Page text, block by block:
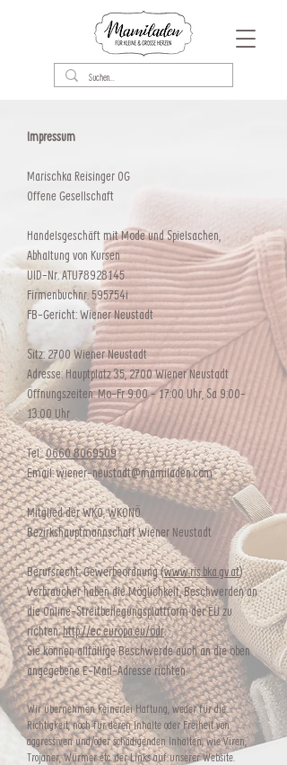
Impressum
Marischka Reisinger OG
Offene Gesellschaft
Handelsgeschäft mit Mode und Spielsachen,
Abhaltung von Kursen
UID-Nr. ATU78928145
Firmenbuchnr. 595754i
FB-Gericht: Wiener Neustadt
Sitz: 2700 Wiener Neustadt
Adresse: Hauptplatz 35, 2700 Wiener Neustadt
Öffnungszeiten: Mo-Fr 9:00 - 17:00 Uhr, Sa 9:00-
13:00 Uhr
Tel.:0660 8069509
Email:wiener-neustadt@mamiladen.com
Mitglied der WKO, WKONÖ
Bezirkshauptmannschaft Wiener Neustadt
Berufsrecht: Gewerbeordnung (www.ris.bka.gv.at)
Verbraucher haben die Möglichkeit, Beschwerden an
die Online-Streitbeilegungsplattform der EU zu
richten:http://ec.europa.eu/odr.
Sie können allfällige Beschwerde auch an die oben
angegebene E-Mail-Adresse richten.
Wir übernehmen keinerlei Haftung, weder für die
Richtigkeit, noch für deren Inhalte oder Freiheit von
aggressiven und/oder schädigenden Inhalten, wie Viren,
Trojaner, Würmer etc. der Links auf unserer Website.